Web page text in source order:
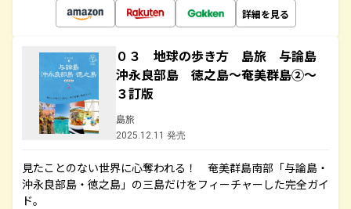
詳細を見る
０３ 地球の歩き方 島旅 与論島
沖永良部島 徳之島～奄美群島②～
３訂版
島旅
2025.12.11 発売
見たことのない世界に心奪われる！ 奄美群島南部「与論島・
沖永良部島・徳之島」の三島だけをフィーチャーした完全ガイ
ド。